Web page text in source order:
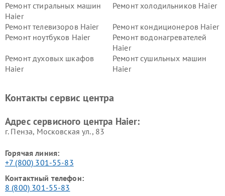
Ремонт стиральных машин
Haier
Ремонт холодильников Haier
Ремонт телевизоров Haier
Ремонт кондиционеров Haier
Ремонт ноутбуков Haier
Ремонт водонагревателей
Haier
Ремонт духовых шкафов
Haier
Ремонт сушильных машин
Haier
Ремонт роботов-пылесосов
Ремонт посудомоечных
Контакты сервис центра
Адрес сервисного центра Haier:
г. Пенза, Московская ул., 83
Горячая линия:
+7 (800) 301-55-83
Контактный телефон:
8 (800) 301-55-83